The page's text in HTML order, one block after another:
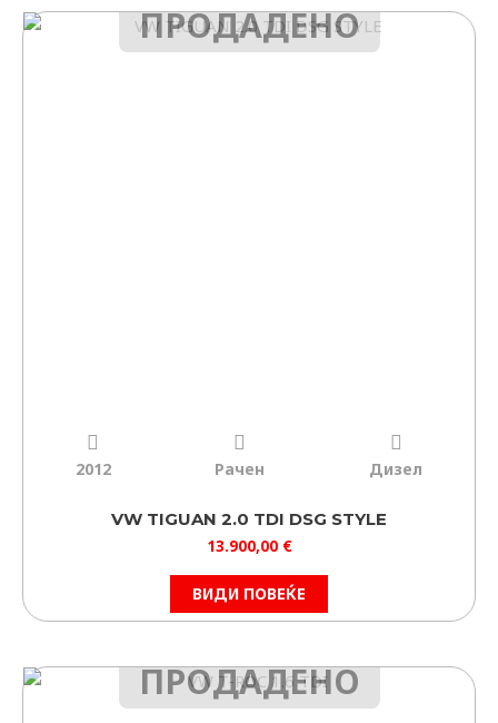
ПРОДАДЕНО
2012 Рачен Дизел
VW TIGUAN 2.0 TDI DSG STYLE
13.900,00 €
ВИДИ ПОВЕЌЕ
ПРОДАДЕНО